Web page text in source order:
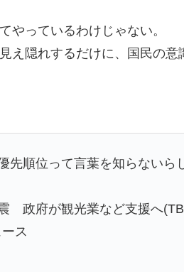
やっているわけじゃない。
え隠れするだけに、国民の意
先順位って言葉を知らないら
政府が観光業など支援へ
ス